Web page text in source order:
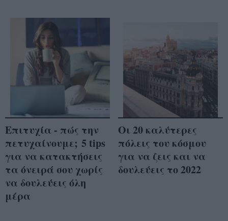
Επιτυχία - πώς την
πετυχαίνουμε; 5 tips
για να κατακτήσεις
τα όνειρά σου χωρίς
να δουλεύεις όλη
μέρα
Οι 20 καλύτερες
πόλεις του κόσμου
για να ζεις και να
δουλεύεις το 2022